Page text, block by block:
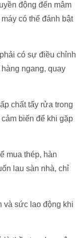
động đến mâm
có thể đánh bật
có sự điều chỉnh
ngang, quay
chất tẩy rửa trong
biến để khi gặp
mua thép, hàn
lau sàn nhà, chỉ
và sức lao động khi